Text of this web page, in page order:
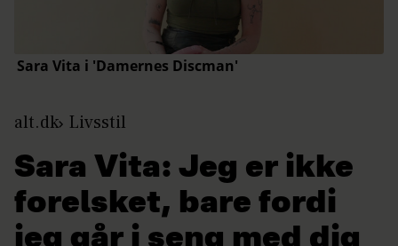
alt.dk Livsstil
Sara Vita: Jeg er ikke
forelsket, bare fordi
jeg går i seng med dig